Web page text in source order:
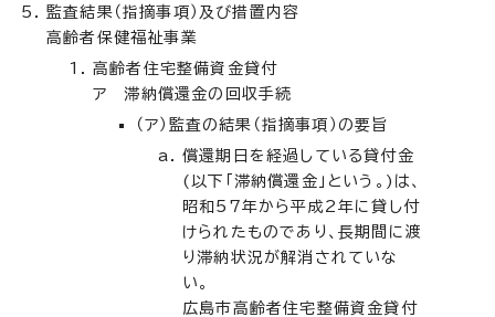
監査結果（指摘事項）及び措置内容
高齢者保健福祉事業
高齢者住宅整備資金貸付
ア 滞納償還金の回収手続
（ア）監査の結果（指摘事項）の要旨
償還期日を経過している貸付金
(以下「滞納償還金」という。)は、
昭和57年から平成2年に貸し付
けられたものであり、長期間に渡
り滞納状況が解消されていな
い。
広島市高齢者住宅整備資金貸付